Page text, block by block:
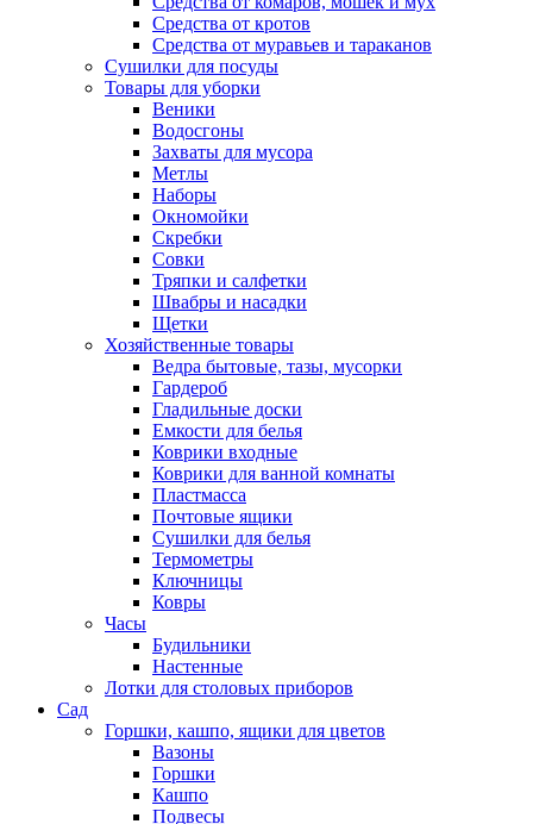
Средства от кротов
Средства от муравьев и тараканов
Сушилки для посуды
Товары для уборки
Веники
Водосгоны
Захваты для мусора
Метлы
Наборы
Окномойки
Скребки
Совки
Тряпки и салфетки
Швабры и насадки
Щетки
Хозяйственные товары
Ведра бытовые, тазы, мусорки
Гардероб
Гладильные доски
Емкости для белья
Коврики входные
Коврики для ванной комнаты
Пластмасса
Почтовые ящики
Сушилки для белья
Термометры
Ключницы
Ковры
Часы
Будильники
Настенные
Лотки для столовых приборов
Сад
Горшки, кашпо, ящики для цветов
Вазоны
Горшки
Кашпо
Подвесы